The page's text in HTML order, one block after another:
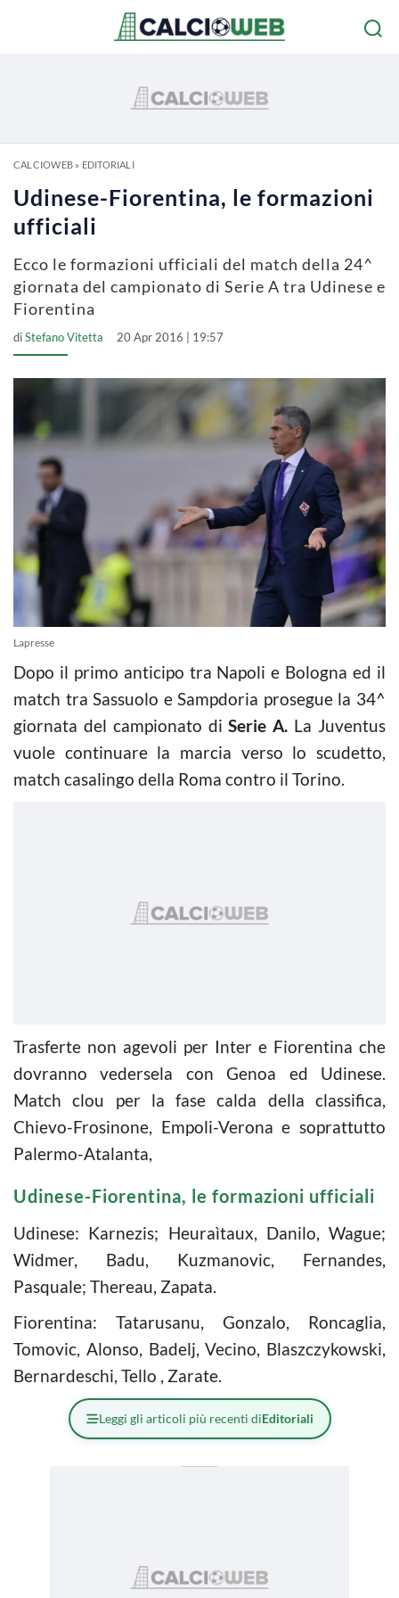
CALCIOWEB» EDITORIALI
Udinese-Fiorentina, le formazioni
ufficiali
Ecco le formazioni ufficiali del match della 24^
giornata del campionato di Serie A tra Udinese e
Fiorentina
diStefano Vitetta 20 Apr 2016 | 19:57
Lapresse
Dopo il primo anticipo tra Napoli e Bologna ed il
match tra Sassuolo e Sampdoria prosegue la 34^
giornata del campionato diSerie A. La Juventus
vuole continuare la marcia verso lo scudetto,
match casalingo della Roma contro il Torino.
Trasferte non agevoli per Inter e Fiorentina che
dovranno vedersela con Genoa ed Udinese.
Match clou per la fase calda della classifica,
Chievo-Frosinone, Empoli-Verona e soprattutto
Palermo-Atalanta,
Udinese-Fiorentina, le formazioni ufficiali
Udinese: Karnezis; Heuraìtaux, Danilo, Wague;
Widmer, Badu, Kuzmanovic, Fernandes,
Pasquale; Thereau, Zapata.
Fiorentina: Tatarusanu, Gonzalo, Roncaglia,
Tomovic, Alonso, Badelj, Vecino, Blaszczykowski,
Bernardeschi, Tello , Zarate.
Leggi gli articoli più recenti diEditoriali